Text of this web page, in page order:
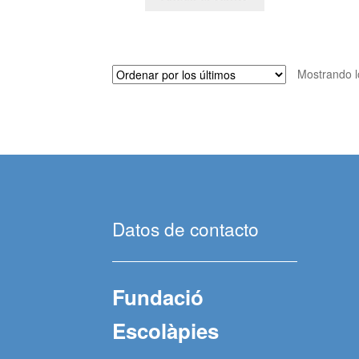
Mostrando
Datos de contacto
Fundació
Escolàpies